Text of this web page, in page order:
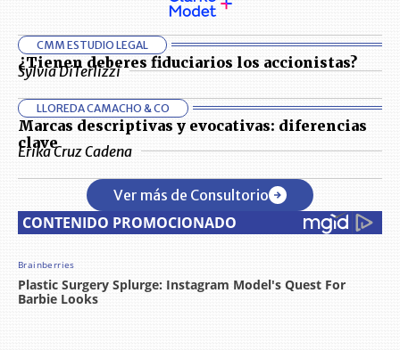
CMM ESTUDIO LEGAL
¿Tienen deberes fiduciarios los accionistas?
Sylvia DiTerlizzi
LLOREDA CAMACHO & CO
Marcas descriptivas y evocativas: diferencias
clave
Erika Cruz Cadena
Ver más de Consultorio